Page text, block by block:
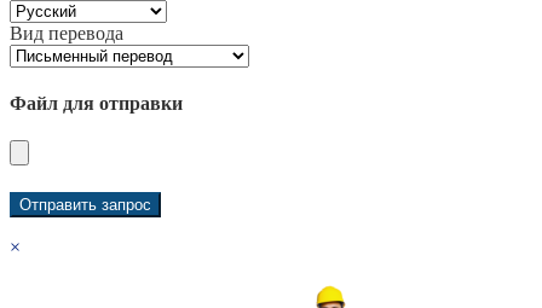
Вид перевода
Файл для отправки
×